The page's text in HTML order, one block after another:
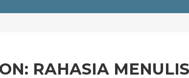
RAHASIA MENULIS